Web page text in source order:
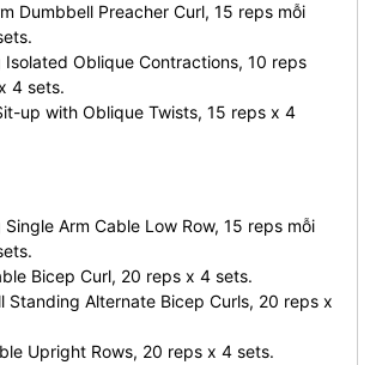
Dumbbell Preacher Curl, 15 reps mỗi
Isolated Oblique Contractions, 10 reps
4 sets.
up with Oblique Twists, 15 reps x 4
Single Arm Cable Low Row, 15 reps mỗi
Bicep Curl, 20 reps x 4 sets.
Standing Alternate Bicep Curls, 20 reps x
Upright Rows, 20 reps x 4 sets.